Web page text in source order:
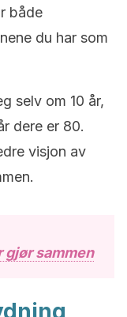
både
du har som
selv om 10 år,
dere er 80.
visjon av
gjør sammen